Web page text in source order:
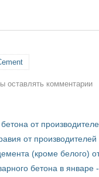
оставлять комментарии
от
от
(кроме белого)
бетона в январе